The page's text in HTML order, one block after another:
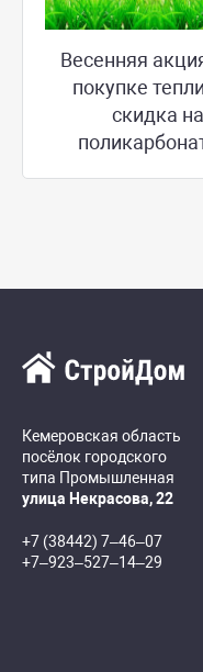
Весенняя
покупке
скидка на
Кемеровская область
посёлок городского
типа Промышленная
улица Некрасова, 22
+7 (38442) 7‒46‒07
+7‒923‒527‒14‒29